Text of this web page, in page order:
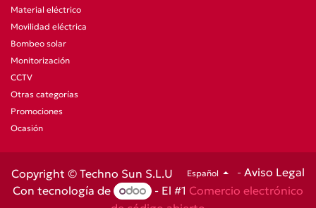
Material eléctrico
Movilidad eléctrica
Bombeo solar
Monitorización
CCTV
Otras categorías
Promociones
Ocasión
Copyright © Techno Sun S.L.U Español - Aviso Legal
Con tecnología de
- El #1 Comercio electrónico